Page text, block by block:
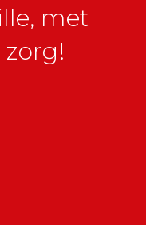
met
zorg!